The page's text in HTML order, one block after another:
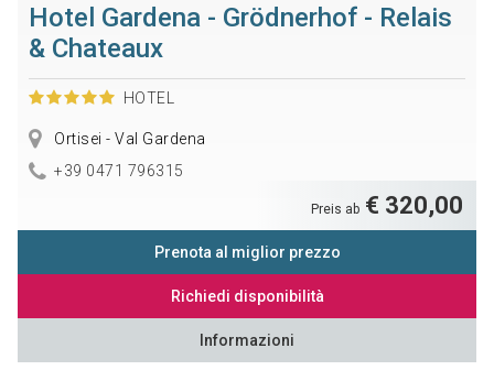
Hotel Gardena - Grödnerhof - Relais
& Chateaux
HOTEL
Ortisei - Val Gardena
+39 0471 796315
Preis ab € 320,00
Prenota al miglior prezzo
Richiedi disponibilità
Informazioni